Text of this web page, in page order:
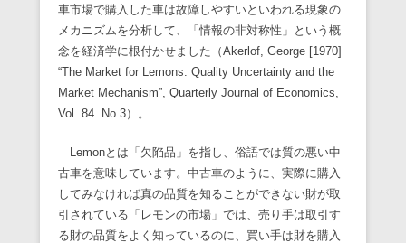
車市場で購入した車は故障しやすいといわれる現象の
メカニズムを分析して、「情報の非対称性」という概
念を経済学に根付かせました（Akerlof, George [1970]
“The Market for Lemons: Quality Uncertainty and the
Market Mechanism”, Quarterly Journal of Economics,
Vol. 84 No.3）。
Lemonとは「欠陥品」を指し、俗語では質の悪い中
古車を意味しています。中古車のように、実際に購入
してみなければ真の品質を知ることができない財が取
引されている「レモンの市場」では、売り手は取引す
る財の品質をよく知っているのに、買い手は財を購入